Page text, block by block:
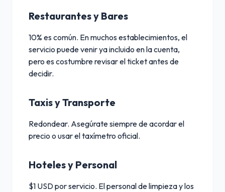
Restaurantes y Bares
10% es común. En muchos establecimientos, el
servicio puede venir ya incluido en la cuenta,
pero es costumbre revisar el ticket antes de
decidir.
Taxis y Transporte
Redondear. Asegúrate siempre de acordar el
precio o usar el taxímetro oficial.
Hoteles y Personal
$1 USD por servicio. El personal de limpieza y los